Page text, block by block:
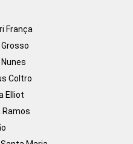
França
Coltro
Elliot
Ramos